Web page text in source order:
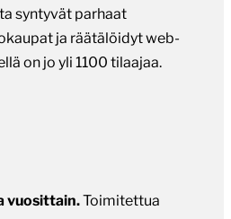
syntyvät parhaat
ja räätälöidyt web-
on jo yli 1100 tilaajaa.
vuosittain.Toimitettua